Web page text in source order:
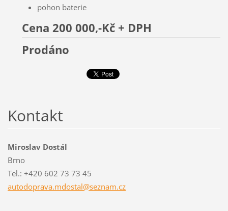
pohon baterie
Cena 200 000,-Kč + DPH
Prodáno
Kontakt
Miroslav Dostál
Brno
Tel.: +420 602 73 73 45
autodoprava.mdostal@seznam.cz